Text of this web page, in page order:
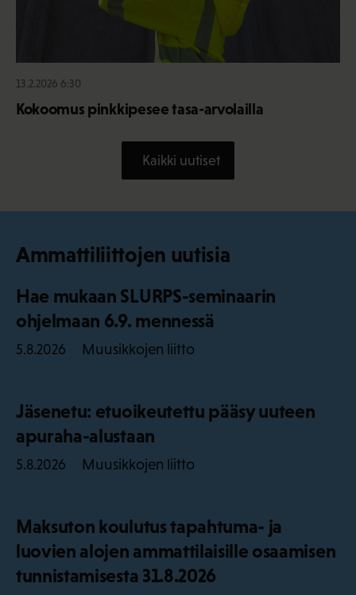
13.2.2026 6:30
Kokoomus pinkkipesee tasa-arvolailla
Kaikki uutiset
Ammattiliittojen uutisia
Hae mukaan SLURPS-seminaarin
ohjelmaan 6.9. mennessä
5.8.2026 Muusikkojen liitto
Jäsenetu: etuoikeutettu pääsy uuteen
apuraha-alustaan
5.8.2026 Muusikkojen liitto
Maksuton koulutus tapahtuma- ja
luovien alojen ammattilaisille osaamisen
tunnistamisesta 31.8.2026